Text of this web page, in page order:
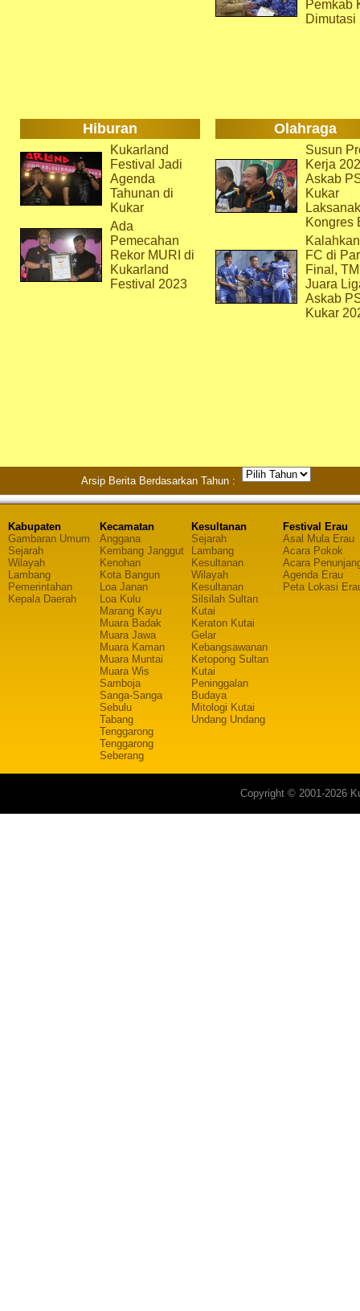
Pemkab
Dimutasi
Hiburan Olahraga
Kukarland
Festival Jadi
Agenda
Tahunan di
Kukar
Ada
Pemecahan
Rekor MURI di
Kukarland
Festival 2023
Susun
Kerja
Askab
Kukar
Kongres
FC di
Final,
Juara
Askab
Kukar
Arsip Berita Berdasarkan Tahun :
Kabupaten
Gambaran Umum
Sejarah
Wilayah
Lambang
Pemerintahan
Kepala Daerah
Kecamatan
Anggana
Kembang Janggut
Kenohan
Kota Bangun
Loa Janan
Loa Kulu
Marang Kayu
Muara Badak
Muara Jawa
Muara Kaman
Muara Muntai
Muara Wis
Samboja
Sanga-Sanga
Sebulu
Tabang
Tenggarong
Tenggarong
Seberang
Kesultanan
Sejarah
Lambang
Kesultanan
Wilayah
Kesultanan
Silsilah Sultan
Kutai
Keraton Kutai
Gelar
Kebangsawanan
Ketopong Sultan
Kutai
Peninggalan
Budaya
Mitologi Kutai
Undang Undang
Festival Erau
Asal Mula Erau
Acara Pokok
Acara
Agenda Erau
Peta Lokasi
Copyright © 2001-2026